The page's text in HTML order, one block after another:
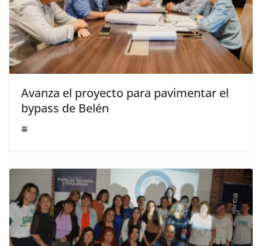
Avanza el proyecto para pavimentar el
bypass de Belén